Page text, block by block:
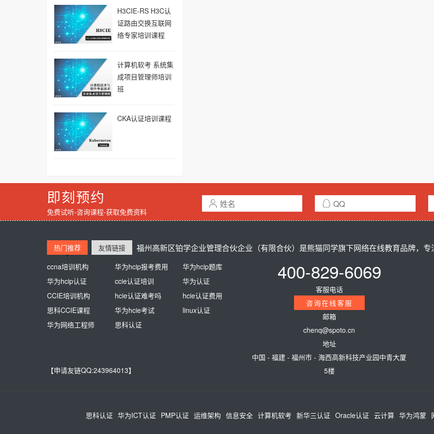
H3CIE-RS H3C认
证路由交换互联网
络专家培训课程
计算机软考 系统集
成项目管理师培训
班
CKA认证培训课程
即刻预约
免费试听-咨询课程-获取免费资料
福州高新区铂学企业管理合伙企业（有限合伙）是熊猫同学旗下网络在线教育品牌，
热门推荐
ccna培训机构
华为hcip报考费用
华为hcip题库
华为hcip认证
ccie认证培训
华为认证
CCIE培训机构
hcie认证难考吗
hcie认证费用
思科CCIE课程
华为hcie考试
linux认证
华为网络工程师
思科认证
友情链接
熊猫同学
新东方英语培训
培训学校
江苏自考网
杭州高中辅导
高中一对一
思博盈通
AAA教育
少儿美术
网络工程师论坛
在职研究生
【申请友链QQ:243964013】
400-829-6069
客服电话
咨询在线客服
邮箱
chenq@spoto.cn
地址
中国 - 福建 - 福州市 - 海西高新科技产业园中青大厦
5楼
思科认证 华为ICT认证 PMP认证 运维架构 信息安全 计算机软考 新华三认证 Oracle认证 云计算 华为鸿蒙